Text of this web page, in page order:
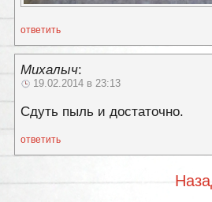
ответить
Михалыч:
19.02.2014 в 23:13
Сдуть пыль и достаточно.
ответить